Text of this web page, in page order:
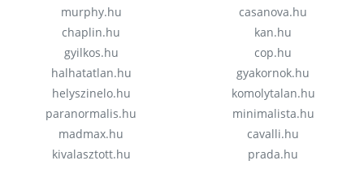
murphy.hu
chaplin.hu
gyilkos.hu
halhatatlan.hu
helyszinelo.hu
paranormalis.hu
madmax.hu
kivalasztott.hu
casanova.hu
kan.hu
cop.hu
gyakornok.hu
komolytalan.hu
minimalista.hu
cavalli.hu
prada.hu